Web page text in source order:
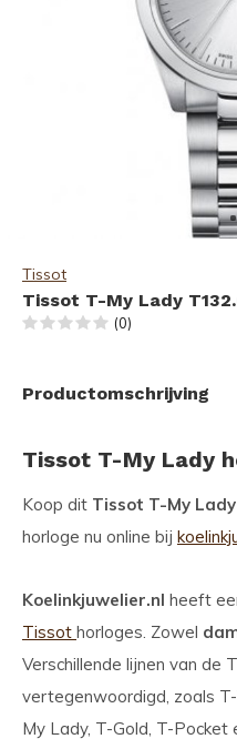
Tissot
Tissot T-My Lady
(0)
Productomschrijving
Tissot T-My Lady
Koop dit Tissot T-My
horloge nu online bij
Koelinkjuwelier.nl heeft
Tissot horloges. Zowel
Verschillende lijnen van de
vertegenwoordigd, zoals
My Lady, T-Gold, T-Pocket